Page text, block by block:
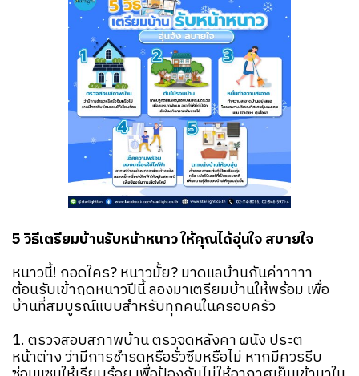
5 วิธีเตรียมบ้านรับหน้าหนาว ให้คุณได้อุ่นใจ สบายใจ
‍️หนาวนี้! กอดใคร? หนาวมั้ย? มาดูแลบ้านกันค่าาาาา
ต้อนรับเข้าฤดูหนาวปีนี้ ลองมาเตรียมบ้านให้พร้อม เพื่อ
บ้านที่สมบูรณ์แบบสำหรับทุกคนในครอบครัว ️
1. ตรวจสอบสภาพบ้าน ตรวจดูหลังคา ผนัง ประตู
หน้าต่าง ว่ามีการชำรุดหรือรั่วซึมหรือไม่ หากมีควรรีบ